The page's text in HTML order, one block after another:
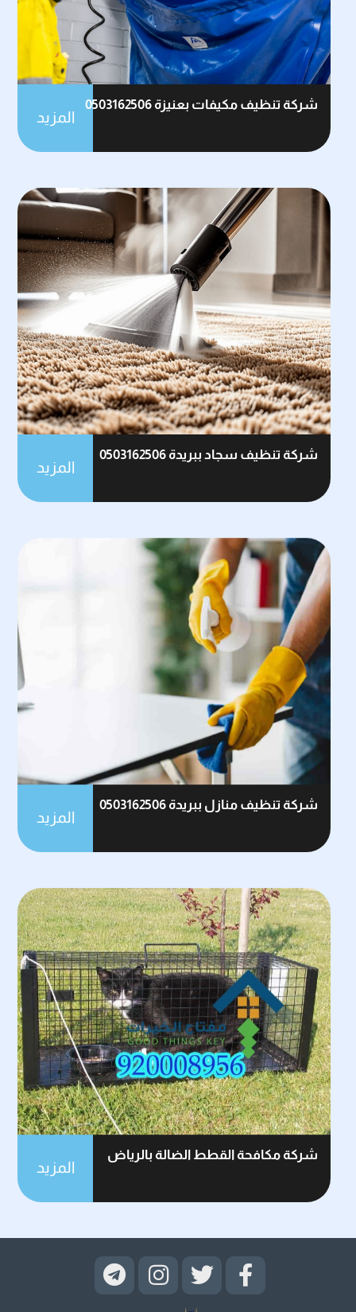
شركة تنظيف مكيفات بعنيزة 0503162506
المزيد
شركة تنظيف سجاد ببريدة 0503162506
المزيد
شركة تنظيف منازل ببريدة 0503162506
المزيد
شركة مكافحة القطط الضالة بالرياض
المزيد